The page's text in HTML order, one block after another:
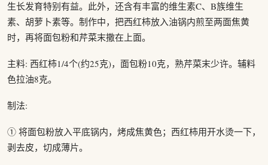
生长发育特别有益。此外，还含有丰富的维生素C、B族维生
素、胡萝卜素等。制作中，把西红柿放入油锅内煎至两面焦黄
时，再将面包粉和芹菜末撒在上面。
主料: 西红柿1/4个(约25克)，面包粉10克，熟芹菜末少许。辅料
色拉油8克。
制法:
① 将面包粉放入平底锅内，烤成焦黄色；西红柿用开水烫一下，
剥去皮，切成薄片。